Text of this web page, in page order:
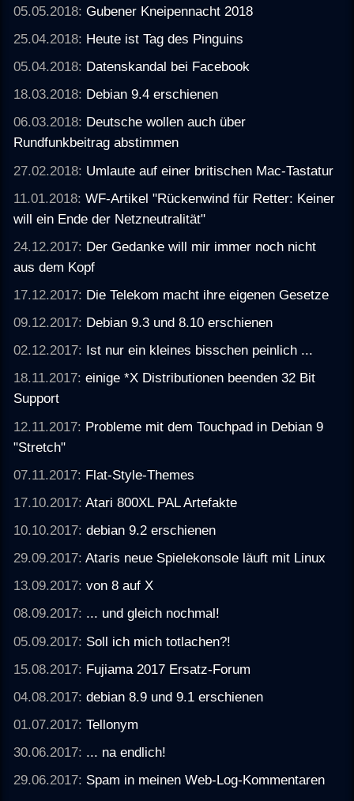
05.05.2018:Gubener Kneipennacht 2018
25.04.2018: Heute ist Tag des Pinguins
05.04.2018: Datenskandal bei Facebook
18.03.2018: Debian 9.4 erschienen
06.03.2018: Deutsche wollen auch über
Rundfunkbeitrag abstimmen
27.02.2018: Umlaute auf einer britischen Mac-Tastatur
11.01.2018:WF-Artikel "Rückenwind für Retter: Keiner
will ein Ende der Netzneutralität"
24.12.2017: Der Gedanke will mir immer noch nicht
aus dem Kopf
17.12.2017: Die Telekom macht ihre eigenen Gesetze
09.12.2017: Debian 9.3 und 8.10 erschienen
02.12.2017: Ist nur ein kleines bisschen peinlich ...
18.11.2017:einige *X Distributionen beenden 32 Bit
Support
12.11.2017: Probleme mit dem Touchpad in Debian 9
"Stretch"
07.11.2017: Flat-Style-Themes
17.10.2017:Atari 800XL PAL Artefakte
10.10.2017:debian 9.2 erschienen
29.09.2017:Ataris neue Spielekonsole läuft mit Linux
13.09.2017:von 8 auf X
08.09.2017: ... und gleich nochmal!
05.09.2017: Soll ich mich totlachen?!
15.08.2017: Fujiama 2017 Ersatz-Forum
04.08.2017:debian 8.9 und 9.1 erschienen
01.07.2017:Tellonym
30.06.2017: ... na endlich!
29.06.2017: Spam in meinen Web-Log-Kommentaren